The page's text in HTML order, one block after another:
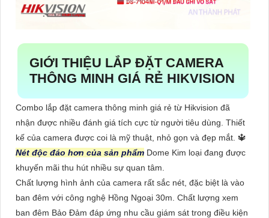
GIỚI THIỆU LẮP ĐẶT CAMERA
THÔNG MINH GIÁ RẺ HIKVISION
Combo lắp đặt camera thông minh giá rẻ từ Hikvision đã
nhận được nhiều đánh giá tích cực từ người tiêu dùng. Thiết
kế của camera được coi là mỹ thuật, nhỏ gọn và đẹp mắt. 🔱
Nét độc đáo hơn của sản phẩm Dome Kim loại đang được
khuyến mãi thu hút nhiều sự quan tâm.
Chất lượng hình ảnh của camera rất sắc nét, đặc biệt là vào
ban đêm với công nghệ Hồng Ngoại 30m. Chất lượng xem
ban đêm Bảo Đảm đáp ứng nhu cầu giám sát trong điều kiện